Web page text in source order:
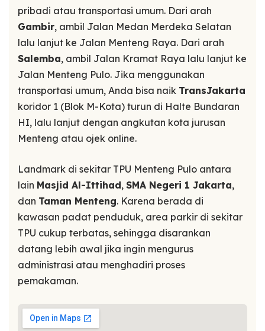
pribadi atau transportasi umum. Dari arah
Gambir, ambil Jalan Medan Merdeka Selatan
lalu lanjut ke Jalan Menteng Raya. Dari arah
Salemba, ambil Jalan Kramat Raya lalu lanjut ke
Jalan Menteng Pulo. Jika menggunakan
transportasi umum, Anda bisa naik TransJakarta
koridor 1 (Blok M-Kota) turun di Halte Bundaran
HI, lalu lanjut dengan angkutan kota jurusan
Menteng atau ojek online.
Landmark di sekitar TPU Menteng Pulo antara
lain Masjid Al-Ittihad, SMA Negeri 1 Jakarta,
dan Taman Menteng. Karena berada di
kawasan padat penduduk, area parkir di sekitar
TPU cukup terbatas, sehingga disarankan
datang lebih awal jika ingin mengurus
administrasi atau menghadiri proses
pemakaman.